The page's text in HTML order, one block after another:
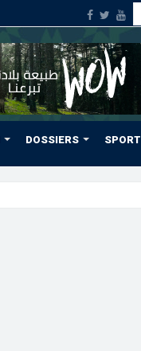
DOSSIERS SPORT